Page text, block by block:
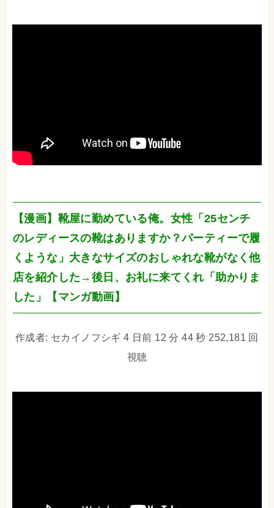
【漫画】靴屋に勤めている俺。女性「25センチ
のレディースの靴はありますか？パーティーで履
くような」大きなサイズのおしゃれな靴がなく他
店を紹介した→後日、お礼に来てくれ「助かりま
した」【マンガ動画】
作成者: セカイノフシギ 4 日前 12 分 44 秒 252,181 回
視聴